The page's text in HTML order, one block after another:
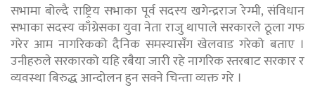
सभामा बोल्दै राष्ट्रिय सभाका पूर्व सदस्य खगेन्द्रराज रेग्मी, संविधान
सभाका सदस्य काँग्रेसका युवा नेता राजु थापाले सरकारले ठूला गफ
गरेर आम नागरिकको दैनिक समस्यासँग खेलवाड गरेको बताए ।
उनीहरुले सरकारको यहि रबैया जारी रहे नागरिक स्तरबाट सरकार र
व्यवस्था बिरुद्ध आन्दोलन हुन सक्ने चिन्ता व्यक्त गरे ।